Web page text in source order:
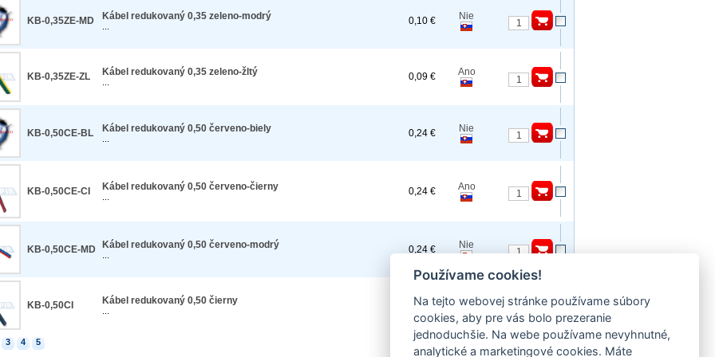
KB-0,35ZE-MD Kábel redukovaný 0,35 zeleno-modrý 0,10 € Nie
KB-0,35ZE-ZL Kábel redukovaný 0,35 zeleno-žltý 0,09 € Ano
KB-0,50CE-BL Kábel redukovaný 0,50 červeno-biely 0,24 € Nie
KB-0,50CE-CI Kábel redukovaný 0,50 červeno-čierny 0,24 € Ano
KB-0,50CE-MD Kábel redukovaný 0,50 červeno-modrý 0,24 € Nie
KB-0,50CI Kábel redukovaný 0,50 čierny 0,24 € Ano
3 4 5
Používame cookies!
Na tejto webovej stránke používame súbory
cookies, aby pre vás bolo prezeranie
jednoduchšie. Na webe používame nevyhnutné,
analytické a marketingové cookies. Máte